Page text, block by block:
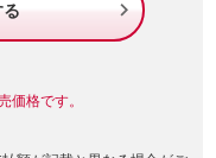

価格です。